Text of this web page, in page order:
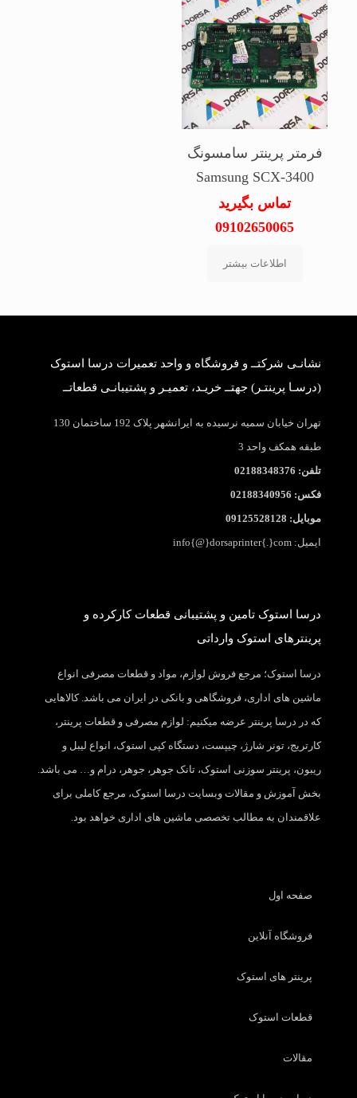
فرمتر پرینتر سامسونگ
Samsung SCX-3400
تماس بگیرید
09102650065
اطلاعات بیشتر
نشانـی شرکتــ و فروشگاه و واحد تعمیرات درسا استوک
(درسـا پرینتـر) جهتــ خریـد، تعمیـر و پشتیبانـی قطعاتــ
تهران خیابان سمیه نرسیده به ایرانشهر پلاک 192 ساختمان 130
طبقه همکف واحد 3
تلفن: 02188348376
فکس: 02188340956
موبایل: 09125528128
ایمیل: info{@}dorsaprinter{.}com
درسا استوک تامین و پشتیبانی قطعات کارکرده و
پرینترهای استوک وارداتی
درسا استوک؛ مرجع فروش لوازم، مواد و قطعات مصرفی انواع
ماشین های اداری، فروشگاهی و بانکی در ایران می باشد. کالاهایی
که در درسا پرینتر عرضه میکنیم: لوازم مصرفی و قطعات پرینتر،
کارتریج، تونر شارژ، چیپست، دستگاه کپی استوک، انواع لیبل و
ریبون، پرینتر سوزنی استوک، تانک جوهر، جوهر، درام و… می باشد.
بخش آموزش و مقالات وبسایت درسا استوک، مرجع کاملی برای
علاقمندان به مطالب تخصصی ماشین های اداری خواهد بود.
صفحه اول
فروشگاه آنلاین
پرینتر های استوک
قطعات استوک
مقالات